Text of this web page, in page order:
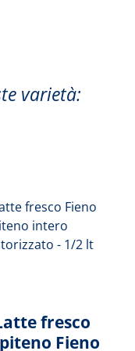
varietà:
fresco
Fieno